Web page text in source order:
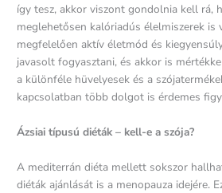
így tesz, akkor viszont gondolnia kell rá,
meglehetősen kalóriadús élelmiszerek is
megfelelően aktív életmód és
javasolt fogyasztani, és akkor is
a különféle hüvelyesek és a
kapcsolatban több dolgot is érdemes
Ázsiai típusú diéták – kell-e a szója?
A mediterrán diéta mellett sokszor
diéták ajánlását is a menopauza idejére.